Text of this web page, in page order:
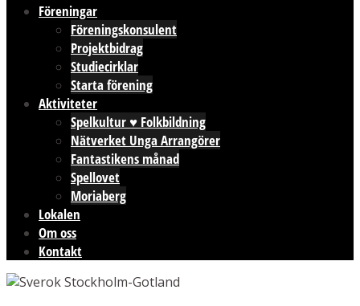
Föreningar
Föreningskonsulent
Projektbidrag
Studiecirklar
Starta förening
Aktiviteter
Spelkultur ♥ Folkbildning
Nätverket Unga Arrangörer
Fantastikens månad
Spellovet
Moriaberg
Lokalen
Om oss
Kontakt